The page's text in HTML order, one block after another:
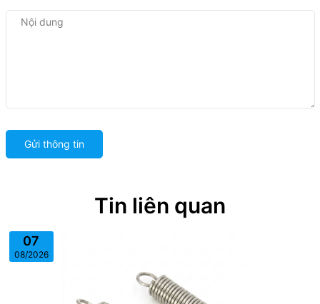
Gửi thông tin
Tin liên quan
07
08/2026